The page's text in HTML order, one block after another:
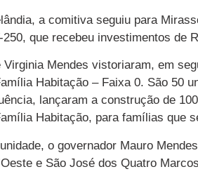
a comitiva seguiu para
que recebeu investimentos de
Virginia Mendes vistoriaram, em
Habitação – Faixa 0. São 50
lançaram a construção de
Habitação, para famílias que
o governador Mauro
e São José dos Quatro